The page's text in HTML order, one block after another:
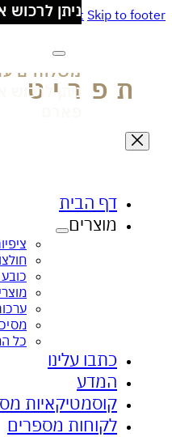
Skip to main content Skip כל המוצרים
משלוחים עד
ניתן לרכוש את
ציפית הקסם
ציפית האבץ -
דף הבית
מוצרים
ציפיות
חולצות האבץ
כובע אבץ
מוצרים
ערכות ONYX
מסיכות
כל המוצרים
כתבו עלינו
המדע
קוסמטיקאיות מספרות
לקוחות מספרים